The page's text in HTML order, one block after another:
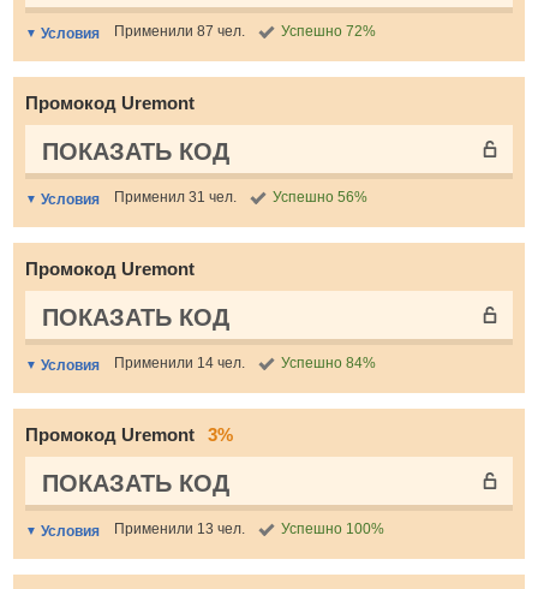
Условия Применили 87 чел. Успешно 72%
Промокод Uremont
ПОКАЗАТЬ КОД
Условия Применил 31 чел. Успешно 56%
Промокод Uremont
ПОКАЗАТЬ КОД
Условия Применили 14 чел. Успешно 84%
Промокод Uremont 3%
ПОКАЗАТЬ КОД
Условия Применили 13 чел. Успешно 100%